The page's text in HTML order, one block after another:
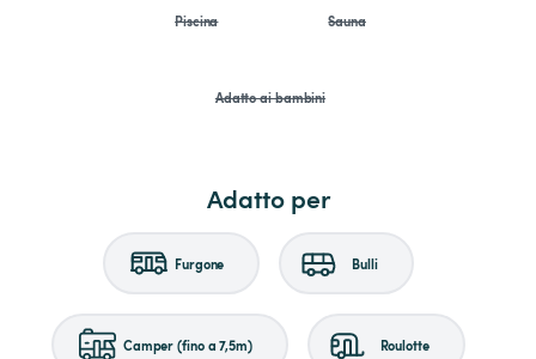
Piscina Sauna
Adatto ai bambini
Adatto per
Furgone Bulli
Camper (fino a 7,5m) Roulotte